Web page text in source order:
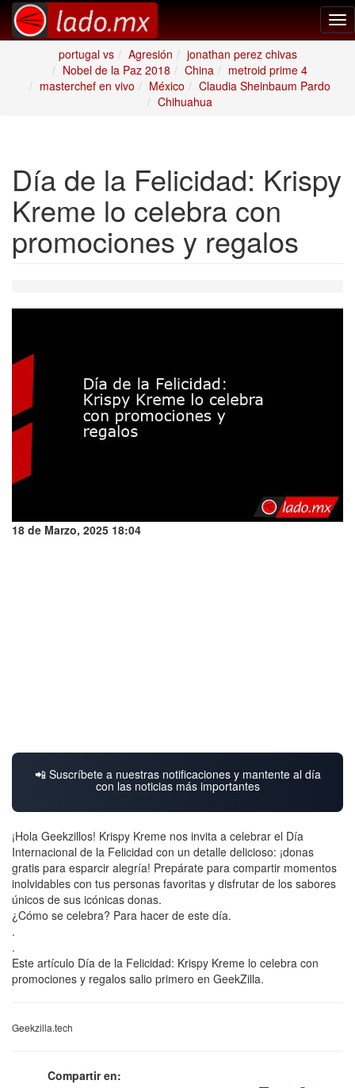
portugal vs
Agresión
jonathan perez chivas
Nobel de la Paz 2018
China
metroid prime 4
masterchef en vivo
México
Claudia Sheinbaum Pardo
Chihuahua
Día de la Felicidad: Krispy
Kreme lo celebra con
promociones y regalos
18 de Marzo, 2025 18:04
📲 Suscríbete a nuestras notificaciones y mantente al día
con las noticias más importantes
¡Hola Geekzillos! Krispy Kreme nos invita a celebrar el Día
Internacional de la Felicidad con un detalle delicioso: ¡donas
gratis para esparcir alegría! Prepárate para compartir momentos
inolvidables con tus personas favoritas y disfrutar de los sabores
únicos de sus icónicas donas.
¿Cómo se celebra? Para hacer de este día.
.
.
Este artículo Día de la Felicidad: Krispy Kreme lo celebra con
promociones y regalos salio primero en GeekZilla.
Geekzilla.tech
Compartir en: